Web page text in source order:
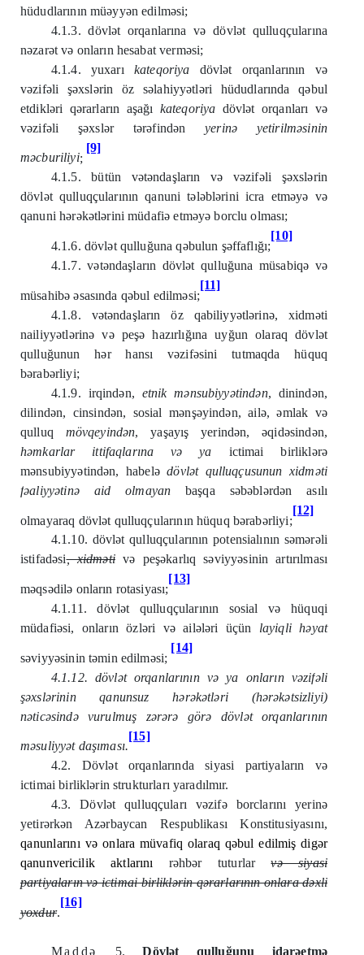
hüdudlarının müəyyən edilməsi;
4.1.3. dövlət orqanlarına və dövlət qulluqçularına
nəzarət və onların hesabat verməsi;
4.1.4. yuxarı kateqoriya
dövlət orqanlarının və
vəzifəli şəxslərin öz səlahiyyətləri hüdudlarında qəbul
etdikləri qərarların aşağı kateqoriya dövlət orqanları və
vəzifəli şəxslər tərəfindənyerinə yetirilməsinin
məcburiliyi;
[9]
4.1.5. bütün vətəndaşların və vəzifəli şəxslərin
dövlət qulluqçularının qanuni tələblərini icra etməyə və
qanuni hərəkətlərini müdafiə etməyə borclu olması;
4.1.6. dövlət qulluğuna qəbulun şəffaflığı;
[10]
4.1.7. vətəndaşların dövlət qulluğuna müsabiqə və
müsahibə əsasında qəbul edilməsi;
[11]
4.1.8. vətəndaşların öz qabiliyyətlərinə, xidməti
nailiyyətlərinə və peşə hazırlığına uyğun olaraq dövlət
qulluğunun hər hansı vəzifəsini tutmaqda hüquq
bərabərliyi;
4.1.9. irqindən, etnik mənsubiyyətindən, dinindən,
dilindən, cinsindən, sosial mənşəyindən, ailə, əmlak və
qulluq mövqeyindən, yaşayış yerindən, əqidəsindən,
həmkarlar ittifaqlarına və ya
ictimai birliklərə
mənsubiyyətindən, habelədövlət qulluqçusunun xidməti
fəaliyyətinəaid olmayan başqa səbəblərdən asılı
olmayaraq dövlət qulluqçularının hüquq bərabərliyi;
[12]
4.1.10. dövlət qulluqçularının potensialının səmərəli
istifadəsi, xidmətivə peşəkarlıq səviyyəsinin artırılması
məqsədilə onların rotasiyası;
[13]
4.1.11. dövlət qulluqçularının sosial və hüquqi
müdafiəsi, onların özləri və ailələri üçün layiqli həyat
səviyyəsinin təmin edilməsi;
[14]
4.1.12. dövlət orqanlarının və ya onların vəzifəli
şəxslərinin qanunsuz hərəkətləri (hərəkətsizliyi)
nəticəsindəvurulmuş zərərə görə dövlət orqanlarının
məsuliyyət daşıması.
[15]
4.2. Dövlət orqanlarında siyasi partiyaların və
ictimai birliklərin strukturları yaradılmır.
4.3. Dövlət qulluqçuları vəzifə borclarını yerinə
yetirərkən Azərbaycan Respublikası Konstitusiyasını,
qanunlarınıvə onlara müvafiq olaraq qəbul edilmiş digər
qanunvericilik aktlarını rəhbər tuturlarvə siyasi
partiyaların və ictimai birliklərin qərarlarının onlara dəxli
yoxdur.
[16]
Maddə 5.Dövlət qulluğunu idarəetmə